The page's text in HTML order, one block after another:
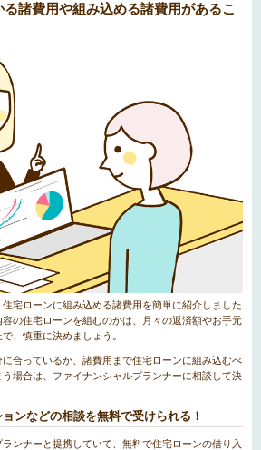
諸費用や組み込める諸費用があるこ
宅ローンに組み込める諸費用を簡単に紹介しました
の住宅ローンを組むのかは、月々の返済額やお手元
、慎重に決めましょう。
合っているか、諸費用まで住宅ローンに組み込むべ
場合は、ファイナンシャルプランナーに相談して決
ンなどの相談を無料で受けられる！
ンナーと提携していて、無料で住宅ローンの借り入